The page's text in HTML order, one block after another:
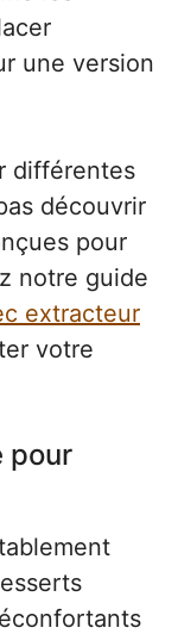
une version
différentes
découvrir
pour
notre guide
extracteur
votre
pour